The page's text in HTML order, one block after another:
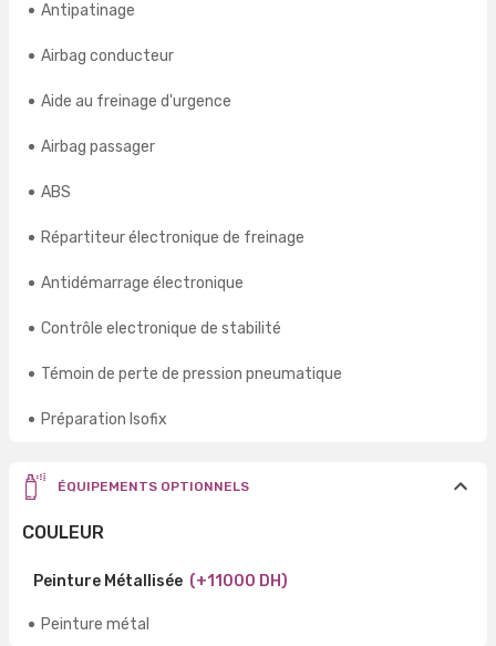
Antipatinage
Airbag conducteur
Aide au freinage d'urgence
Airbag passager
ABS
Répartiteur électronique de freinage
Antidémarrage électronique
Contrôle electronique de stabilité
Témoin de perte de pression pneumatique
Préparation Isofix
ÉQUIPEMENTS OPTIONNELS
COULEUR
Peinture Métallisée (+11000 DH)
Peinture métal